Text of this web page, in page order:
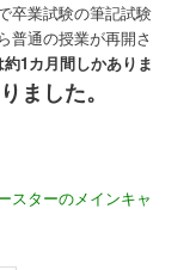
卒業試験の筆記試験
普通の授業が再開さ
1カ月間しかありま
ました。
スターのメインキャ